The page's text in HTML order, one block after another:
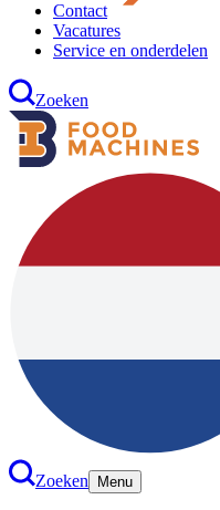
Contact
Vacatures
Service en onderdelen
Zoeken
Zoeken
Menu